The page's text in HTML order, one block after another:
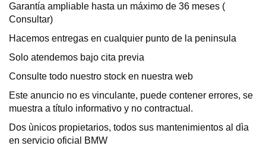
Garantía ampliable hasta un máximo de 36 meses (
Consultar)
Hacemos entregas en cualquier punto de la peninsula
Solo atendemos bajo cita previa
Consulte todo nuestro stock en nuestra web
Este anuncio no es vinculante, puede contener errores, se
muestra a título informativo y no contractual.
Dos ùnicos propietarios, todos sus mantenimientos al dìa
en servicio oficial BMW